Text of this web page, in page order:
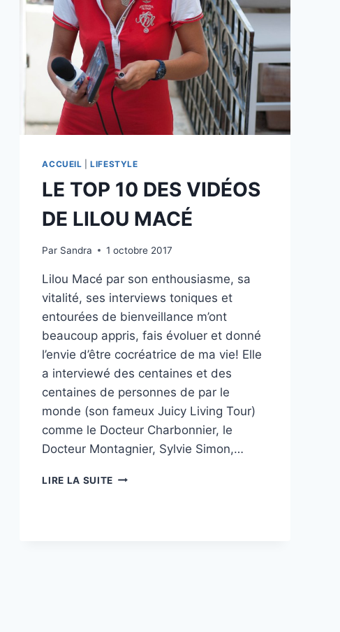
ACCUEIL |LIFESTYLE
LE TOP 10 DES VIDÉOS
DE LILOU MACÉ
Par Sandra 1 octobre 2017
Lilou Macé par son enthousiasme, sa
vitalité, ses interviews toniques et
entourées de bienveillance m’ont
beaucoup appris, fais évoluer et donné
l’envie d’être cocréatrice de ma vie! Elle
a interviewé des centaines et des
centaines de personnes de par le
monde (son fameux Juicy Living Tour)
comme le Docteur Charbonnier, le
Docteur Montagnier, Sylvie Simon,…
LIRE LA SUITE LE